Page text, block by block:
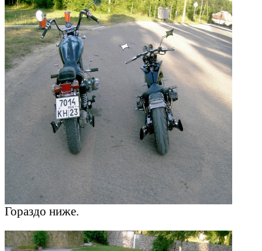
Гораздо ниже.